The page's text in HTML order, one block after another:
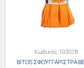
Κωδικός:103078
BITOS ΣΦΟΥΓΓΑΡΙΣΤΡΑ